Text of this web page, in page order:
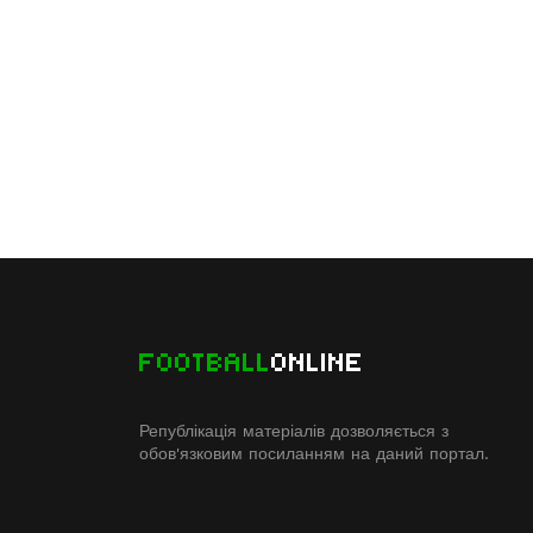
FOOTBALLONLINE
Републікація матеріалів дозволяється з
обов'язковим посиланням на даний портал.